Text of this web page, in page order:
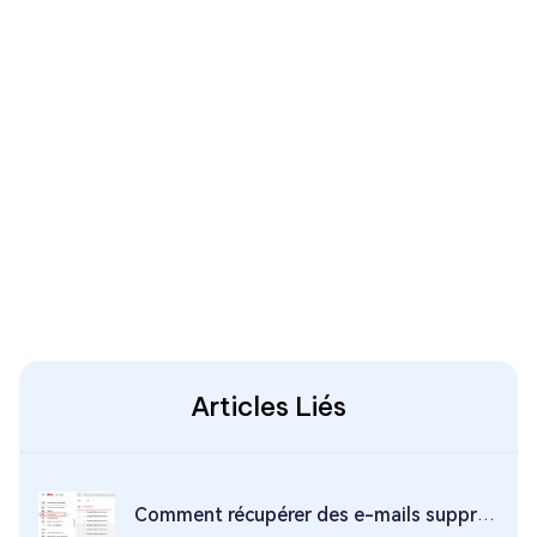
Articles Liés
Comment récupérer des e-mails supprimés sur Gmail ?